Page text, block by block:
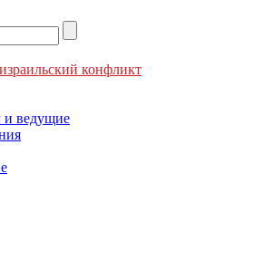
конфликт
ведущие